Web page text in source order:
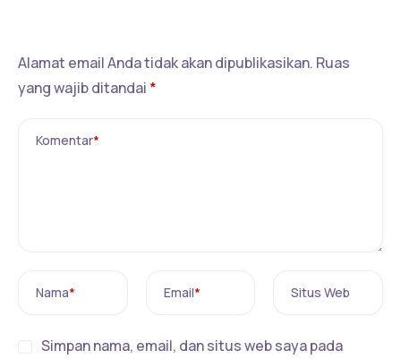
Alamat email Anda tidak akan dipublikasikan. Ruas
yang wajib ditandai *
Komentar*
Nama* Email* Situs Web
Simpan nama, email, dan situs web saya pada